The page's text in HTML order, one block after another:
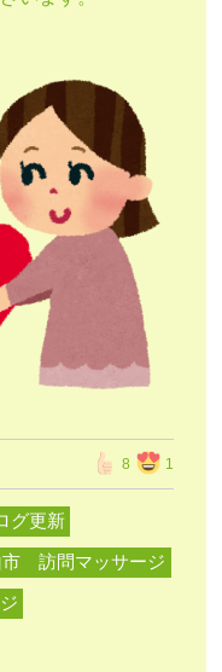
8 1
グ更新
市 訪問マッサージ